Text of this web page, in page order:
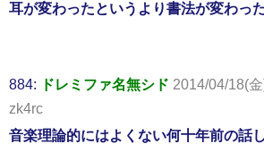
耳が変わったというより書法が変わっ
884: ドレミファ名無シド 2014/04/18(
zk4rc
音楽理論的にはよくない何十年前の話